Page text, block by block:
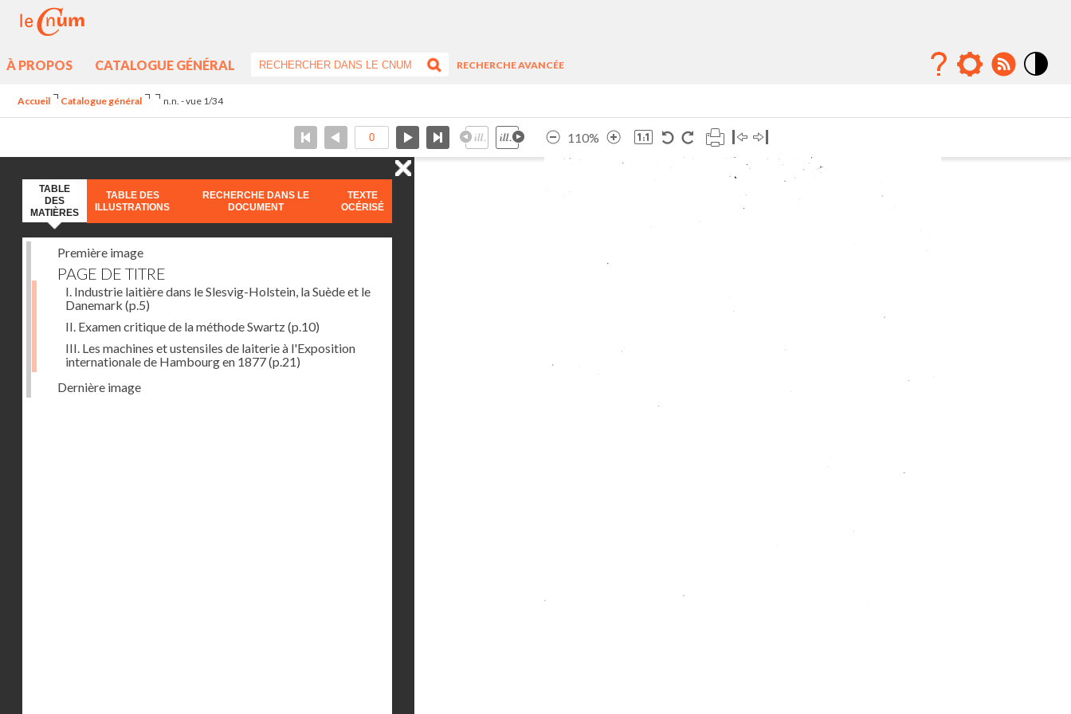
À PROPOS CATALOGUE GÉNÉRAL
RECHERCHE AVANCÉE
Accueil Catalogue général n.n. - vue 1/34
110%
TABLE
DES
MATIÈRES
TABLE DES
ILLUSTRATIONS
RECHERCHE DANS LE
DOCUMENT
TEXTE
OCÉRISÉ
Première image
PAGE DE TITRE
I. Industrie laitière dans le Slesvig-Holstein, la Suède et le
Danemark (p.5)
II. Examen critique de la méthode Swartz(p.10)
III. Les machines et ustensiles de laiterie à l'Exposition
internationale de Hambourg en 1877(p.21)
Dernière image